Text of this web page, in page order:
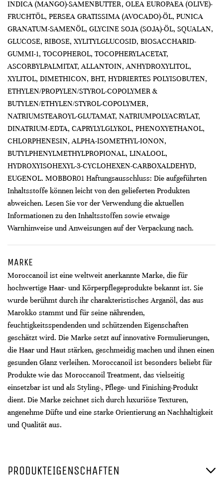
INDICA (MANGO)-SAMENBUTTER, OLEA EUROPAEA (OLIVE)-
FRUCHTÖL, PERSEA GRATISSIMA (AVOCADO)-ÖL, PUNICA
GRANATUM-SAMENÖL, GLYCINE SOJA (SOJA)-ÖL, SQUALAN,
GLUCOSE, RIBOSE, XYLITYLGLUCOSID, BIOSACCHARID-
GUMMI-1, TOCOPHEROL, TOCOPHERYLACETAT,
ASCORBYLPALMITAT, ALLANTOIN, ANHYDROXYLITOL,
XYLITOL, DIMETHICON, BHT, HYDRIERTES POLYISOBUTEN,
ETHYLEN/PROPYLEN/STYROL-COPOLYMER &
BUTYLEN/ETHYLEN/STYROL-COPOLYMER,
NATRIUMSTEAROYL-GLUTAMAT, NATRIUMPOLYACRYLAT,
DINATRIUM-EDTA, CAPRYLYLGLYKOL, PHENOXYETHANOL,
CHLORPHENESIN, ALPHA-ISOMETHYL-IONON,
BUTYLPHENYLMETHYLPROPIONAL, LINALOOL,
HYDROXYISOHEXYL-3-CYCLOHEXEN-CARBOXALDEHYD,
EUGENOL. MOBBOR01 Haftungsausschluss: Die aufgeführten
Inhaltsstoffe können leicht von den gelieferten Produkten
abweichen. Lesen Sie vor der Verwendung die aktuellen
Informationen zu den Inhaltsstoffen sowie etwaige
Warnhinweise und Anweisungen auf der Verpackung nach.
MARKE
Moroccanoil ist eine weltweit anerkannte Marke, die für
hochwertige Haar- und Körperpflegeprodukte bekannt ist. Sie
wurde berühmt durch ihr charakteristisches Arganöl, das aus
Marokko stammt und für seine nährenden,
feuchtigkeitsspendenden und schützenden Eigenschaften
geschätzt wird. Die Marke setzt auf innovative Formulierungen,
die Haar und Haut stärken, geschmeidig machen und ihnen einen
gesunden Glanz verleihen. Moroccanoil ist besonders beliebt für
Produkte wie das Moroccanoil Treatment, das vielseitig
einsetzbar ist und als Styling-, Pflege- und Finishing-Produkt
dient. Die Marke zeichnet sich durch luxuriöse Texturen,
angenehme Düfte und eine starke Orientierung an Nachhaltigkeit
und Qualität aus.
PRODUKTEIGENSCHAFTEN